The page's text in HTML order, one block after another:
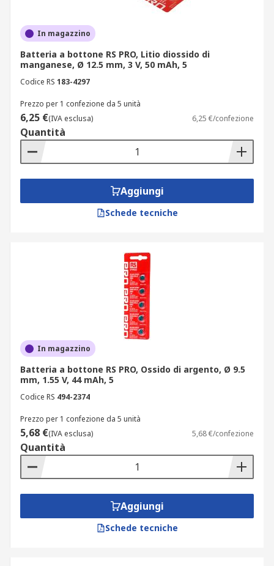
In magazzino
Batteria a bottone RS PRO, Litio diossido di
manganese, Ø 12.5 mm, 3 V, 50 mAh, 5
Codice RS 183-4297
Prezzo per 1 confezione da 5 unità
6,25 €(IVA esclusa) 6,25 €/confezione
Quantità
Aggiungi
Schede tecniche
In magazzino
Batteria a bottone RS PRO, Ossido di argento, Ø 9.5
mm, 1.55 V, 44 mAh, 5
Codice RS 494-2374
Prezzo per 1 confezione da 5 unità
5,68 €(IVA esclusa) 5,68 €/confezione
Quantità
Aggiungi
Schede tecniche